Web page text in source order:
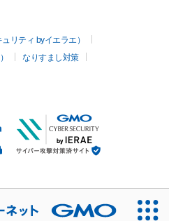
リティ byイエラエ）
なりすまし対策